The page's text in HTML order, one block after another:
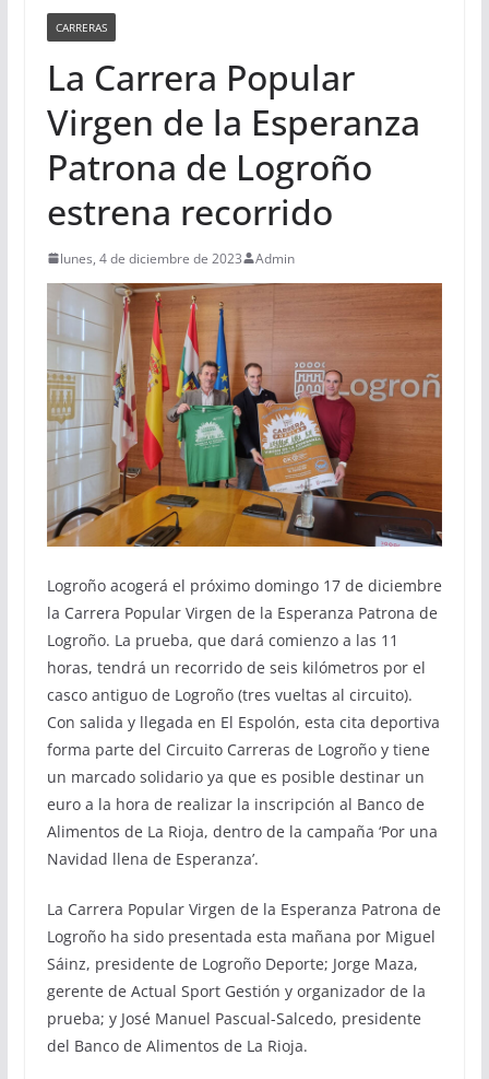
CARRERAS
La Carrera Popular
Virgen de la Esperanza
Patrona de Logroño
estrena recorrido
lunes, 4 de diciembre de 2023 Admin
Logroño acogerá el próximo domingo 17 de diciembre
la Carrera Popular Virgen de la Esperanza Patrona de
Logroño. La prueba, que dará comienzo a las 11
horas, tendrá un recorrido de seis kilómetros por el
casco antiguo de Logroño (tres vueltas al circuito).
Con salida y llegada en El Espolón, esta cita deportiva
forma parte del Circuito Carreras de Logroño y tiene
un marcado solidario ya que es posible destinar un
euro a la hora de realizar la inscripción al Banco de
Alimentos de La Rioja, dentro de la campaña ‘Por una
Navidad llena de Esperanza’.
La Carrera Popular Virgen de la Esperanza Patrona de
Logroño ha sido presentada esta mañana por Miguel
Sáinz, presidente de Logroño Deporte; Jorge Maza,
gerente de Actual Sport Gestión y organizador de la
prueba; y José Manuel Pascual-Salcedo, presidente
del Banco de Alimentos de La Rioja.